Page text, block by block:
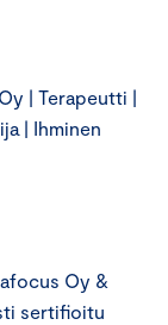
| Terapeutti |
| Ihminen
Oy &
sertifioitu